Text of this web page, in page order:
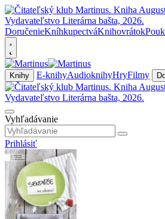
DoručenieKníhkupectváKnihovrátok
Knihy E-knihyAudioknihyHryFilmy
Vyhľadávanie
Prihlásiť